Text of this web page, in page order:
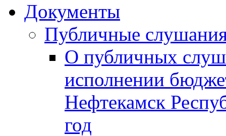
Документы
Публичные
О публичных
исполнении
Нефтекамск
год